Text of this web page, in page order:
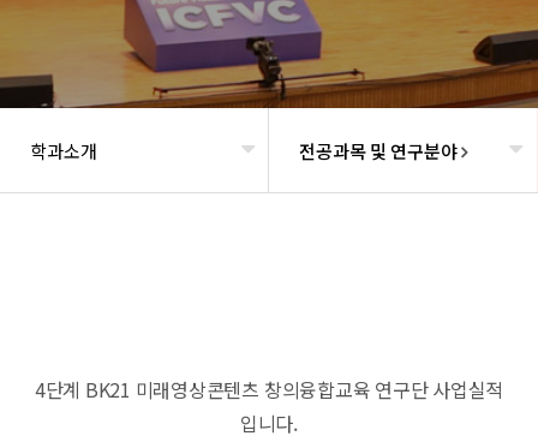
학과소개 전공과목 및 연구분야
4단계 BK21 미래영상콘텐츠 창의융합교육 연구단 사업실적
입니다.